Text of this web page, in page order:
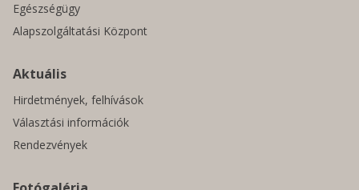
Egészségügy
Alapszolgáltatási Központ
Aktuális
Hirdetmények, felhívások
Választási információk
Rendezvények